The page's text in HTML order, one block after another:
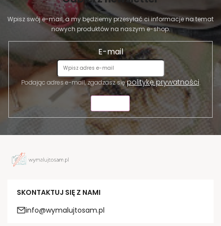
Wpisz swój e-mail, a my będziemy przesyłać ci informacje na temat
nowych produktów na naszym e-shop.
E-mail
Podając adres e-mail, zgadzasz siępolitykę prywatności.
SKONTAKTUJ SIĘ Z NAMI
info@wymalujtosam.pl